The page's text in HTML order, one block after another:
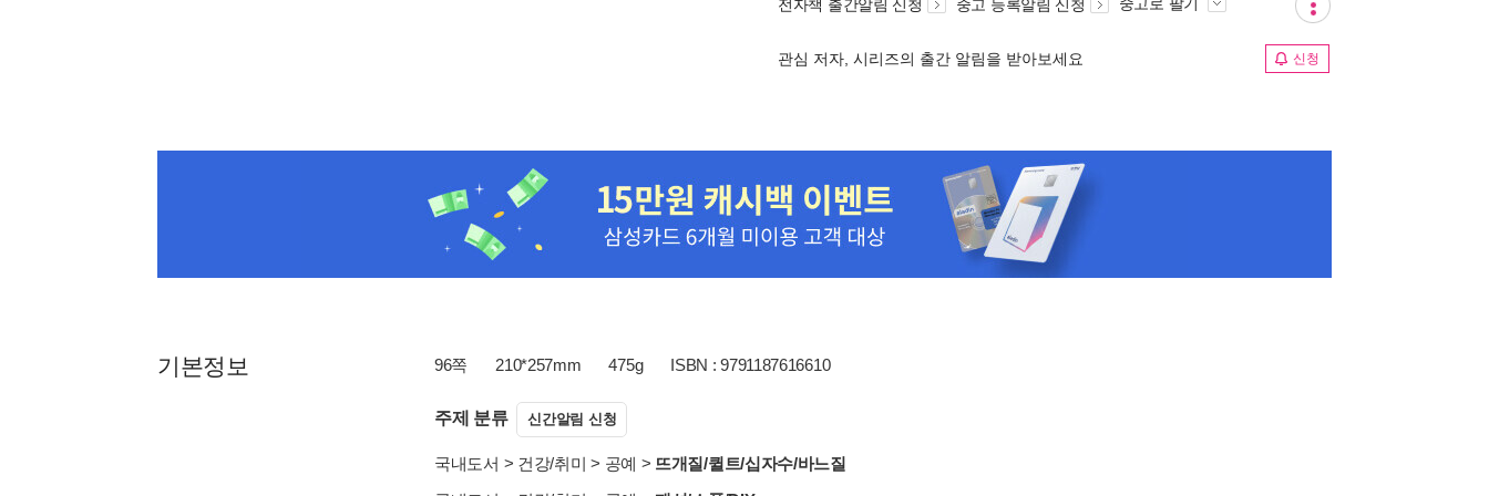
전자책 출간알림 신청 중고 등록알림 신청
관심 저자, 시리즈의 출간 알림을 받아보세요 신청
기본정보 96쪽 210*257mm 475g ISBN : 9791187616610
주제 분류 신간알림 신청
국내도서 > 건강/취미 > 공예 > 뜨개질/퀼트/십자수/바느질